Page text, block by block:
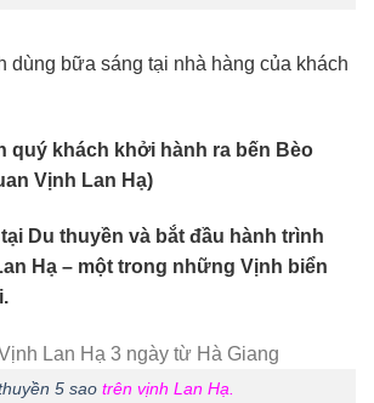
dùng bữa sáng tại nhà hàng của khách
quý khách khởi hành ra bến Bèo
Vịnh Lan Hạ)
Du thuyền và bắt đầu hành trình
Hạ – một trong những Vịnh biển
5 saotrên vịnh Lan Hạ.